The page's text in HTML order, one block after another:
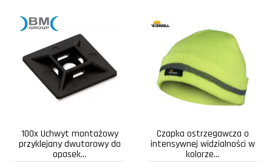
100x Uchwyt montażowy
przyklejany dwutorowy do
opasek...
Czapka ostrzegawcza o
intensywnej widzialności w
kolorze...